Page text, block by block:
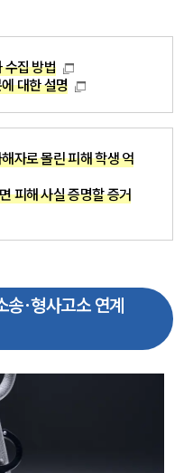
수집 방법
대한 설명
자로 몰린 피해 학생 억
피해 사실 증명할 증거
·형사고소 연계